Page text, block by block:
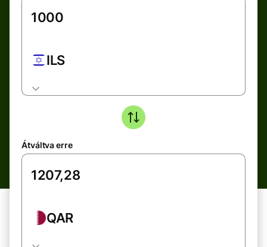
ILS
Átváltva erre
QAR